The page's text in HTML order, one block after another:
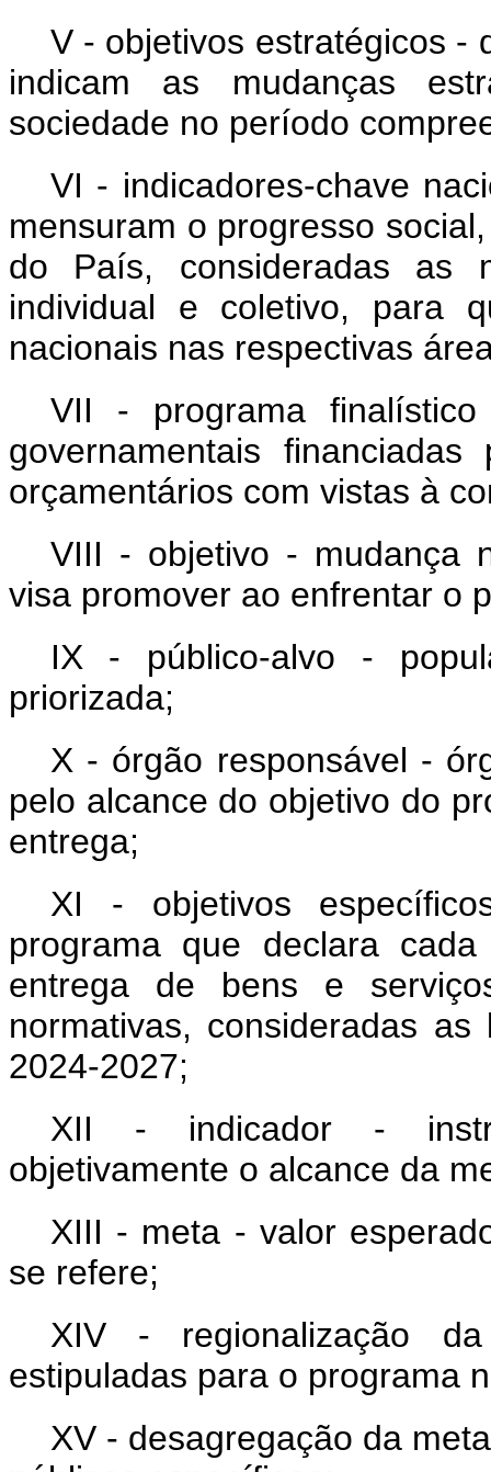
V - objetivos estratégicos -
indicam as mudanças
sociedade no período
VI - indicadores-chave
mensuram o progresso
do País, consideradas as
individual e coletivo, para
nacionais nas respectivas
VII - programa
governamentais
orçamentários com vistas à
VIII - objetivo - mudança
visa promover ao enfrentar o
IX - público-alvo -
priorizada;
X - órgão responsável -
pelo alcance do objetivo do
entrega;
XI - objetivos
programa que declara
entrega de bens e
normativas, consideradas
2024-2027;
XII - indicador -
objetivamente o alcance da
XIII - meta - valor
se refere;
XIV - regionalização
estipuladas para o programa
XV - desagregação da